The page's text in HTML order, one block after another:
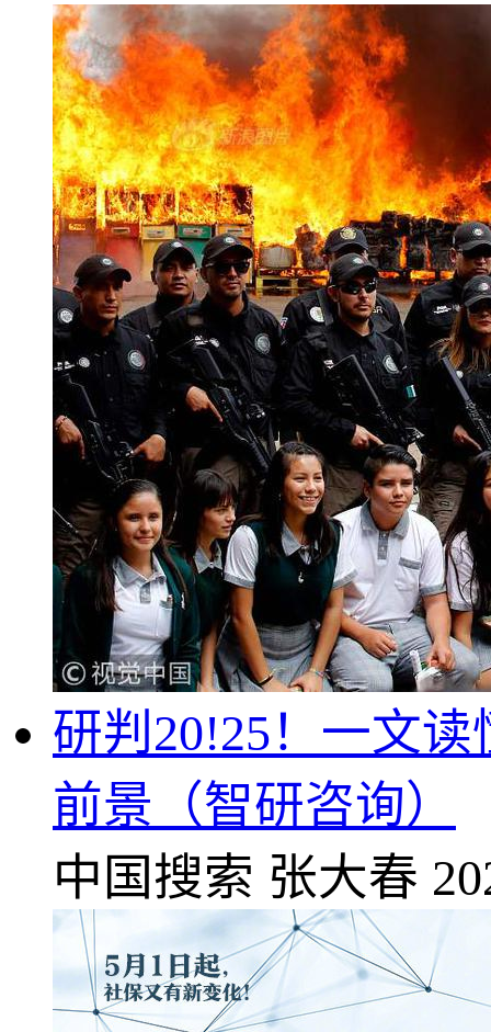
研判20!25！一文
前景（智研咨询）
中国搜索 张大春